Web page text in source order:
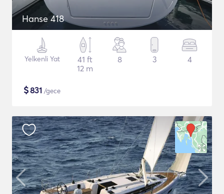
Hanse 418
Yelkenli Yat
41 ft
12 m
8 3 4
$831 /gece